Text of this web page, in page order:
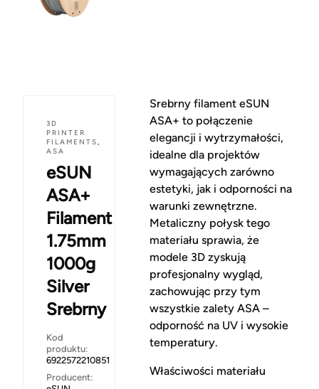
3D
PRINTER
FILAMENTS,
ASA
eSUN
ASA+
Filament
1.75mm
1000g
Silver
Srebrny
Kod
produktu:
6922572210851
Producent:
Srebrny filament eSUN
ASA+ to połączenie
elegancji i wytrzymałości,
idealne dla projektów
wymagających zarówno
estetyki, jak i odporności na
warunki zewnętrzne.
Metaliczny połysk tego
materiału sprawia, że
modele 3D zyskują
profesjonalny wygląd,
zachowując przy tym
wszystkie zalety ASA –
odporność na UV i wysokie
temperatury.
Właściwości materiału